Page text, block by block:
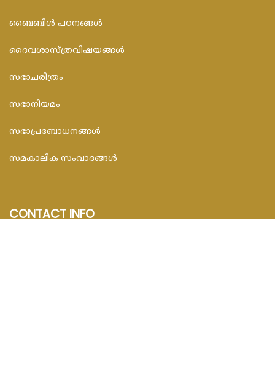
ബൈബിള്‍ പഠനങ്ങള്‍
ദൈവശാസ്ത്രവിഷയങ്ങള്‍
സഭാചരിത്രം
സഭാനിയമം
സഭാപ്രബോധനങ്ങള്‍
സമകാലിക സംവാദങ്ങൾ
CONTACT INFO